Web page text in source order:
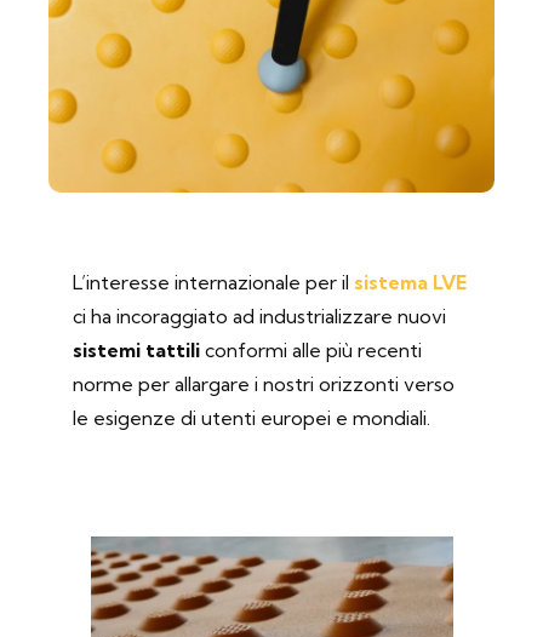
L’interesse internazionale per il sistema LVE
ci ha incoraggiato ad industrializzare nuovi
sistemi tattili conformi alle più recenti
norme per allargare i nostri orizzonti verso
le esigenze di utenti europei e mondiali.